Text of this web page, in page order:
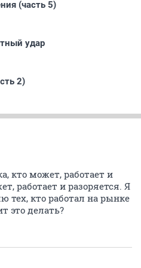
(часть 5)
удар
2)
кто может, работает и
работает и разоряется. Я
тех, кто работал на рынке
это делать?